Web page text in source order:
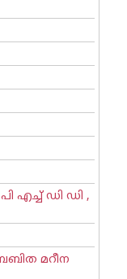
എച്ച് ഡി ഡി ,
ബബിത മറീന